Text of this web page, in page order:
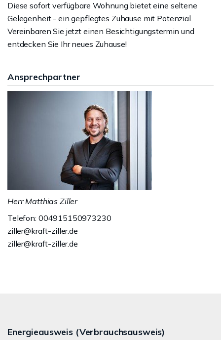
Diese sofort verfügbare Wohnung bietet eine seltene
Gelegenheit - ein gepflegtes Zuhause mit Potenzial.
Vereinbaren Sie jetzt einen Besichtigungstermin und
entdecken Sie Ihr neues Zuhause!
Ansprechpartner
Herr Matthias Ziller
Telefon: 004915150973230
ziller@kraft-ziller.de
ziller@kraft-ziller.de
Energieausweis (Verbrauchsausweis)